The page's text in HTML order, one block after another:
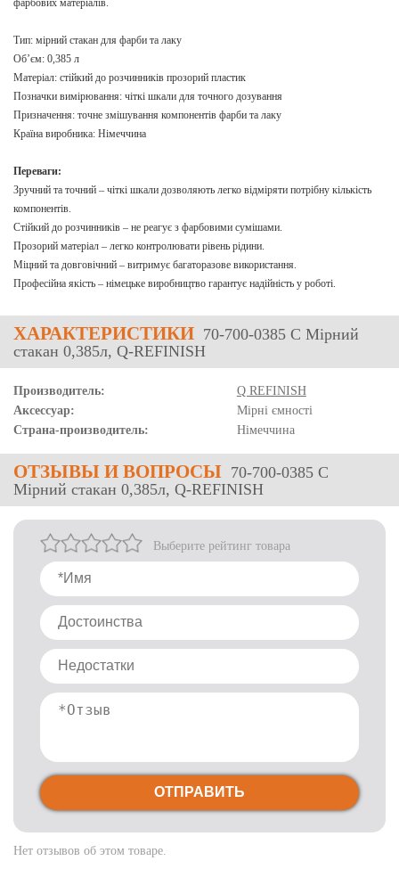
фарбових матеріалів.
Тип: мірний стакан для фарби та лаку
Об’єм: 0,385 л
Матеріал: стійкий до розчинників прозорий пластик
Позначки вимірювання: чіткі шкали для точного дозування
Призначення: точне змішування компонентів фарби та лаку
Країна виробника: Німеччина
Переваги:
Зручний та точний – чіткі шкали дозволяють легко відміряти потрібну кількість
компонентів.
Стійкий до розчинників – не реагує з фарбовими сумішами.
Прозорий матеріал – легко контролювати рівень рідини.
Міцний та довговічний – витримує багаторазове використання.
Професійна якість – німецьке виробництво гарантує надійність у роботі.
ХАРАКТЕРИСТИКИ 70-700-0385 C Мірний
стакан 0,385л, Q-REFINISH
Производитель:
Q REFINISH
Аксессуар:
Мірні ємності
Страна-производитель:
Німеччина
ОТЗЫВЫ И ВОПРОСЫ 70-700-0385 C
Мірний стакан 0,385л, Q-REFINISH
Нет отзывов об этом товаре.
Выберите рейтинг товара
ОТПРАВИТЬ